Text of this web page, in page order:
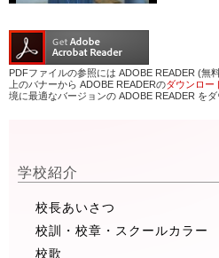
PDFファイルの参照には ADOBE READER (無
上のバナーから ADOBE READERのダウンロー
境に最適なバージョンの ADOBE READER をダ
学校紹介
校長あいさつ
校訓・校章・スクールカラー
校歌